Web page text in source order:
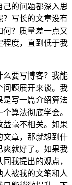
的问题都深入思
写长的文章没有
？质量差一点又
程度，直到低于我
么要写博客？我能
问题展开来谈。我
写一篇介绍算法
算法彻底学会。
益毫不相关。如果
文章，那就想到什
爽就好了。如果我
我提出的观点，
被我的文笔和人